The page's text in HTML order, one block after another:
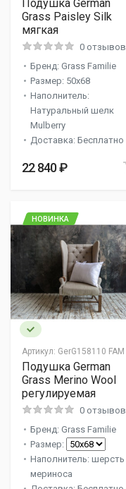
Подушка German
Grass Paisley Silk
мягкая
0 отзывов
Бренд: Grass Familie
Размер: 50x68
Наполнитель:
Натуральный шелк
Mulberry
Доставка: Бесплатно
22 840 ₽
Артикул: GerG158110 FAM
НОВИНКА
Подушка German
Grass Merino Wool
регулируемая
0 отзывов
Бренд: Grass Familie
Размер:
Наполнитель: шерсть
мериноса